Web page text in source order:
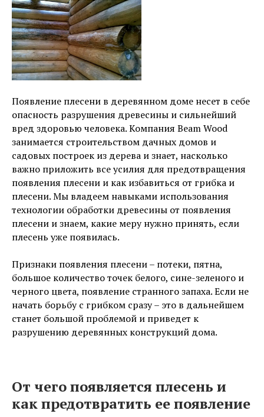
Появление плесени в деревянном доме несет в себе
опасность разрушения древесины и сильнейший
вред здоровью человека. Компания Beam Wood
занимается строительством дачных домов и
садовых построек из дерева и знает, насколько
важно приложить все усилия для предотвращения
появления плесени и как избавиться от грибка и
плесени. Мы владеем навыками использования
технологии обработки древесины от появления
плесени и знаем, какие меру нужно принять, если
плесень уже появилась.
Признаки появления плесени – потеки, пятна,
большое количество точек белого, сине-зеленого и
черного цвета, появление странного запаха. Если не
начать борьбу с грибком сразу – это в дальнейшем
станет большой проблемой и приведет к
разрушению деревянных конструкций дома.
От чего появляется плесень и
как предотвратить ее появление